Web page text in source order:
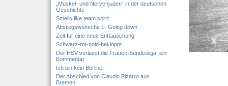
„Muskel- und Nervenjuden“ in der deutschen
Geschichte
Smells like team spirit
Abstiegswünsche 1- Going down
Zeit für eine neue Enttäuschung
Schwarz-rot-gold-bekloppt
Der HSV verlässt die Frauen-Bundesliga, ein
Kommentar
Ich bin kein Berliner
Der Abschied von Claudio Pizarro aus
Bremen